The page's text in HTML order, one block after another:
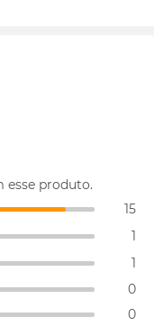
esse produto.
15
1
1
0
0